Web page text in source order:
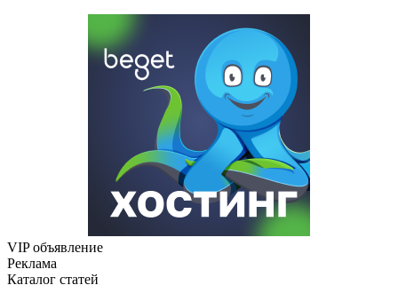
VIP объявление
Реклама
Каталог статей